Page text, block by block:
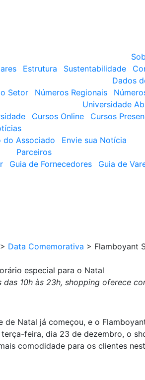
Estrutura Sustentabilidade
Dados
Setor
Números Regionais
Universidade
Cursos Online Cursos
do Associado Envie sua Notícia
Parceiros
Guia de Fornecedores Guia de
> Data Comemorativa > Flamboyant
especial para o Natal
10h às 23h, shopping oferece
de Natal já começou, e o
feira, dia 23 de dezembro, o
comodidade para os clientes